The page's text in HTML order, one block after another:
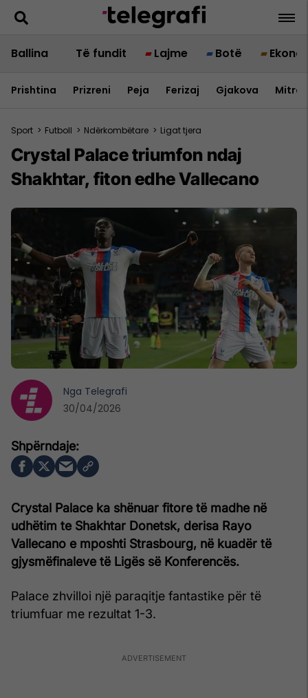
Ballina Të fundit Lajme Botë
Prishtina Prizreni Peja Ferizaj Gjakova
Sport > Futboll > Ndërkombëtare > Ligat tjera
Crystal Palace triumfon ndaj
Shakhtar, fiton edhe Vallecano
Crystal Palace ka shënuar fitore të madhe në
udhëtim te Shakhtar Donetsk, derisa Rayo
Vallecano e mposhti Strasbourg, në kuadër të
gjysmëfinaleve të Ligës së Konferencës.
Palace zhvilloi një paraqitje fantastike për të
triumfuar me rezultat 1-3.
Nga Telegrafi
30/04/2026